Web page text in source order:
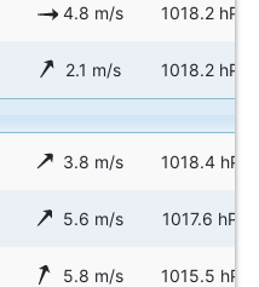
4.8 m/s 1018.2 hPa
2.1 m/s 1018.2 hPa
3.8 m/s 1018.4 hPa
5.6 m/s 1017.6 hPa
5.8 m/s 1015.5 hPa